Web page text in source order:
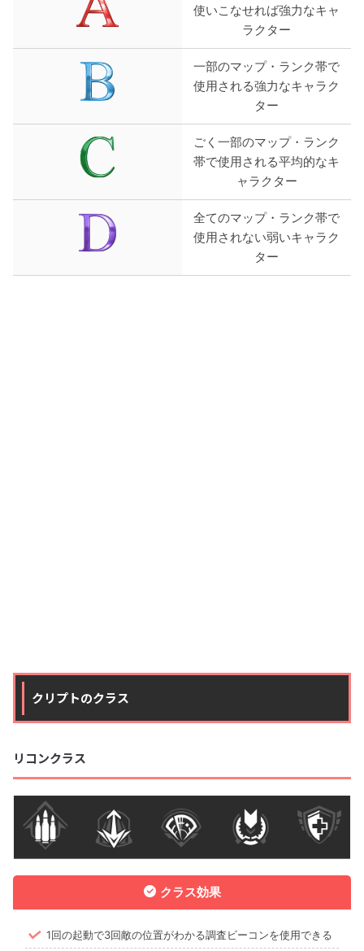
使いこなせれば強力なキャ
ラクター
一部のマップ・ランク帯で
使用される強力なキャラク
ター
ごく一部のマップ・ランク
帯で使用される平均的なキ
ャラクター
全てのマップ・ランク帯で
使用されない弱いキャラク
ター
クリプトのクラス
リコンクラス
クラス効果
1回の起動で3回敵の位置がわかる調査ビーコンを使用できる